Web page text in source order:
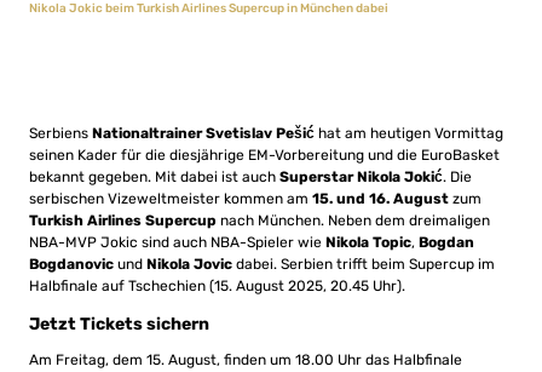
Nikola Jokic beim Turkish Airlines Supercup in München dabei
Serbiens Nationaltrainer Svetislav Pešić hat am heutigen Vormittag
seinen Kader für die diesjährige EM-Vorbereitung und die EuroBasket
bekannt gegeben. Mit dabei ist auch Superstar Nikola Jokić. Die
serbischen Vizeweltmeister kommen am 15. und 16. August zum
Turkish Airlines Supercup nach München. Neben dem dreimaligen
NBA-MVP Jokic sind auch NBA-Spieler wie Nikola Topic, Bogdan
Bogdanovic und Nikola Jovic dabei. Serbien trifft beim Supercup im
Halbfinale auf Tschechien (15. August 2025, 20.45 Uhr).
Jetzt Tickets sichern
Am Freitag, dem 15. August, finden um 18.00 Uhr das Halbfinale